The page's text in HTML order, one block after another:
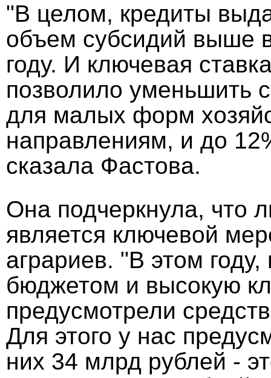
"В целом, кредиты
объем субсидий выше
году. И ключевая
позволило уменьшить
для малых форм
направлениям, и до
сказала Фастова.
Она подчеркнула, что
является ключевой
аграриев. "В этом
бюджетом и высокую
предусмотрели
Для этого у нас
них 34 млрд рублей -